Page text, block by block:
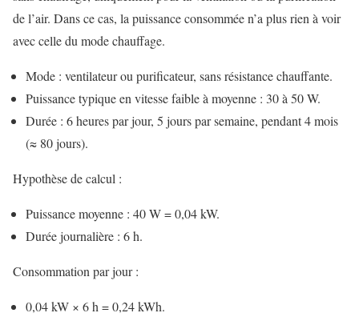
de l’air. Dans ce cas, la puissance consommée n’a plus rien à voir
avec celle du mode chauffage.
Mode : ventilateur ou purificateur, sans résistance chauffante.
Puissance typique en vitesse faible à moyenne : 30 à 50 W.
Durée : 6 heures par jour, 5 jours par semaine, pendant 4 mois
(≈ 80 jours).
Hypothèse de calcul :
Puissance moyenne : 40 W = 0,04 kW.
Durée journalière : 6 h.
Consommation par jour :
0,04 kW × 6 h = 0,24 kWh.